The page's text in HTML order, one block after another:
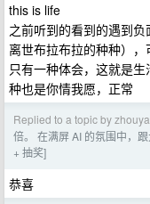
this is life
之前听到的看到的遇到
离世布拉布拉的种种）
只有一种体会，这就是
种也是你情我愿，正常
Replied to a topic by
倍。 在满屏 AI 的氛围中，
+ 抽奖]
恭喜